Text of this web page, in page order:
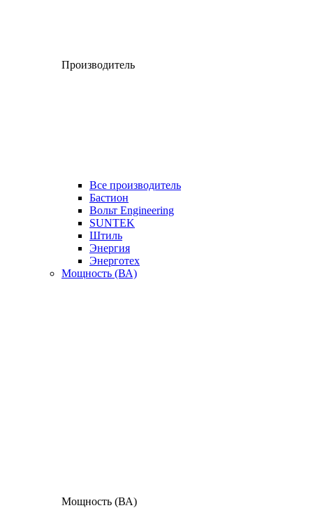
Производитель
Все производитель
Бастион
Вольт Engineering
SUNTEK
Штиль
Энергия
Энерготех
Мощность (ВА)
Мощность (ВА)